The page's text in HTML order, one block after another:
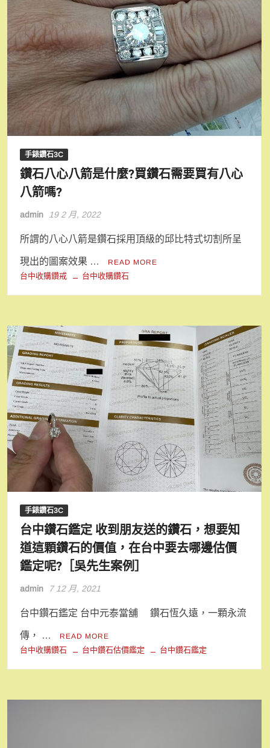
手錶鑽石3C
鑽石八心八箭是什麼?買鑽石需要買有八心
八箭嗎?
admin 19 2 月, 2022
所謂的八心八箭是鑽石採用頂級的邱比特式切割所呈
現出的圖案效果 … READ MORE
台中收購鑽戒 台中收購鑽石
手錶鑽石3C
台中鑽石鑑定 收到朋友送的鑽石，想要知
道這顆鑽石的價值，在台中要去哪邊估價
鑑定呢?［吳先生案例］
admin 7 12 月, 2021
台中鑽石鑑定 台中元泰當舖 鑽石恆久遠，一顆永流
傳， … READ MORE
台中收購鑽石 台中鑽石估價鑑定 台中鑽石鑑定